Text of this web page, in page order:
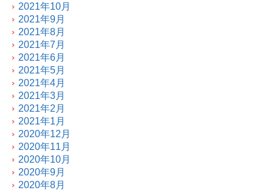
2021年10月
2021年9月
2021年8月
2021年7月
2021年6月
2021年5月
2021年4月
2021年3月
2021年2月
2021年1月
2020年12月
2020年11月
2020年10月
2020年9月
2020年8月